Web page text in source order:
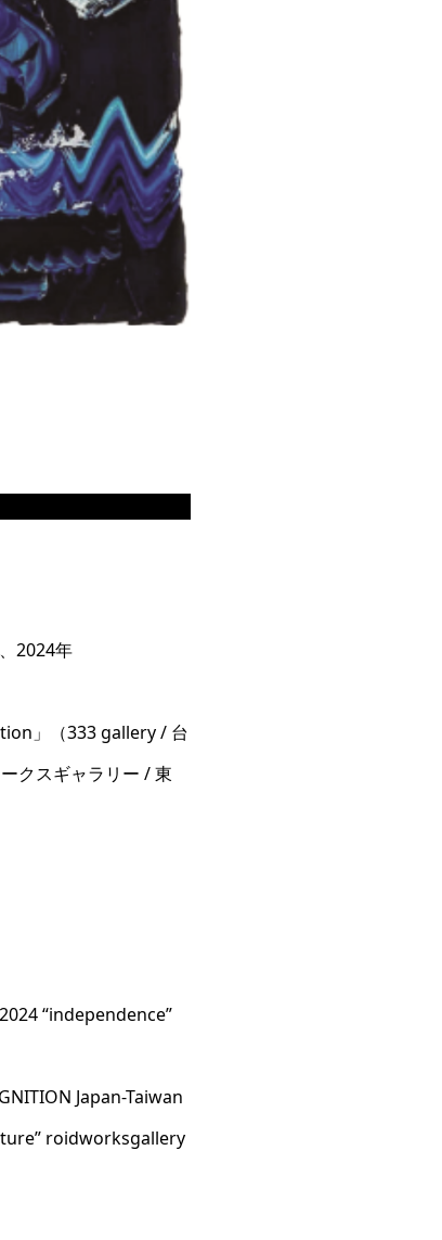
2024年
」（333 gallery / 台
クスギャラリー / 東
“independence”
Japan-Taiwan
roidworksgallery